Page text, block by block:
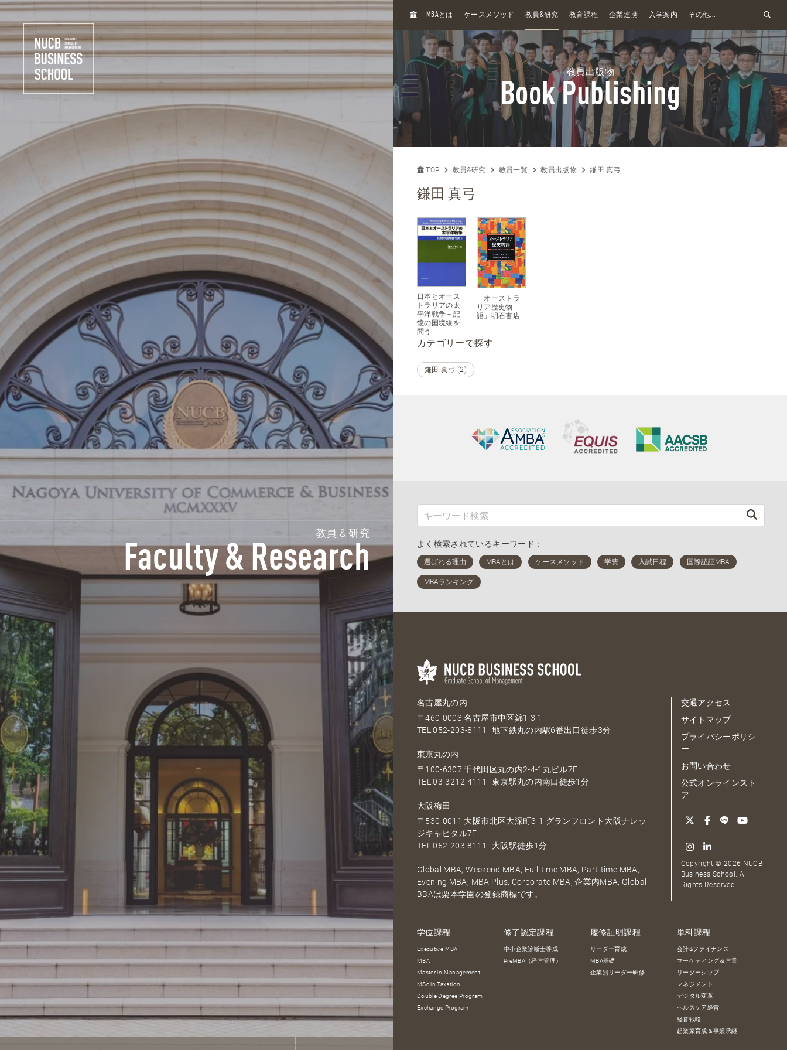
教員 & 研究
Faculty & Research
H
MBAとは ケースメソッド 教員&研究 教育課程 企業連携 入学案内 その他...
教員出版物
Book Publishing
TOP 教員&研究 教員一覧 教員出版物 鎌田 真弓
鎌田 真弓
日本とオース
トラリアの太
平洋戦争－記
憶の国境線を
問う
「オーストラ
リア歴史物
語」明石書店
カテゴリーで探す
鎌田 真弓 (2)
よく検索されているキーワード：
名古屋丸の内
〒460-0003 名古屋市中区錦1-3-1
TEL052-203-8111 地下鉄丸の内駅6番出口徒歩3分
東京丸の内
〒100-6307 千代田区丸の内2-4-1丸ビル7F
TEL03-3212-4111 東京駅丸の内南口徒歩1分
大阪梅田
〒530-0011 大阪市北区大深町3-1 グランフロント大阪ナレッ
ジキャピタル7F
TEL052-203-8111 大阪駅徒歩1分
Global MBA, Weekend MBA, Full-time MBA, Part-time MBA,
Evening MBA, MBA Plus, Corporate MBA, 企業内MBA, Global
BBAは栗本学園の登録商標です。
交通アクセス
サイトマップ
プライバシーポリシ
ー
お問い合わせ
公式オンラインスト
ア
Copyright © 2026 NUCB
Business School. All
Rights Reserved.
学位課程
Executive MBA
MBA
Master in Management
MSc in Taxation
Double Degree Program
Exchange Program
修了認定課程
中小企業診断士養成
PreMBA（経営管理）
履修証明課程
リーダー育成
MBA基礎
企業別リーダー研修
単科課程
会計&ファイナンス
マーケティング＆営業
リーダーシップ
マネジメント
デジタル変革
ヘルスケア経営
経営戦略
起業家育成＆事業承継